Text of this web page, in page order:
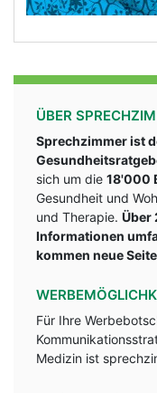
ÜBER
Sprechzimmer ist
sich um die 18'000
Gesundheit und
und Therapie. Über
Informationen
kommen neue
Für Ihre
Medizin ist